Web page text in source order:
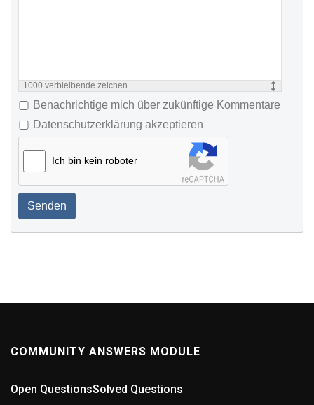
1000 verbleibende zeichen
Benachrichtige mich über zukünftige Kommentare
Datenschutzerklärung akzeptieren
Ich bin kein roboter
Senden
COMMUNITY ANSWERS MODULE
Open QuestionsSolved Questions